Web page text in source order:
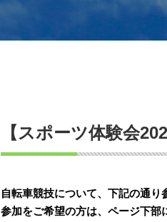
【スポーツ体験会
自転車競技について、下記の通り
参加をご希望の方は、ページ下部